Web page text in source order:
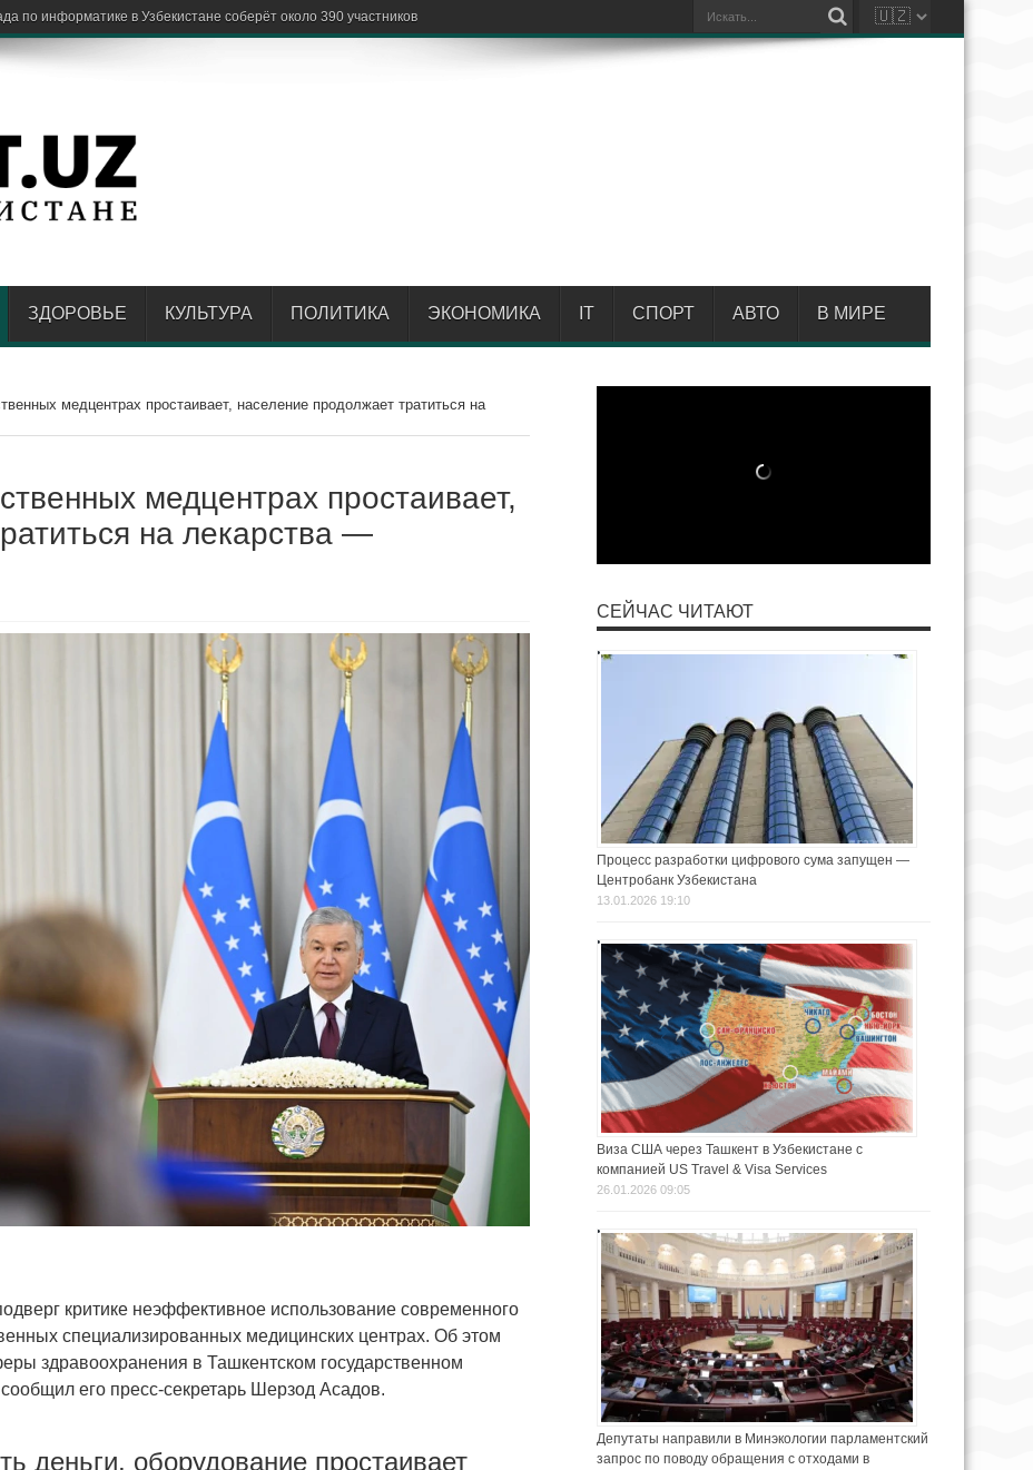
не
ЗДОРОВЬЕ КУЛЬТУРА ПОЛИТИКА ЭКОНОМИКА IT СПОРТ АВТО В МИРЕ
медцентрах простаивает, население продолжает тратиться на
медцентрах простаивает,
на лекарства —
критике неэффективное использование современного
специализированных медицинских центрах. Об этом
здравоохранения в Ташкентском государственном
его пресс-секретарь Шерзод Асадов.
деньги, оборудование простаивает
СЕЙЧАС ЧИТАЮТ
Процесс разработки цифрового сума запущен —
Центробанк Узбекистана
13.01.2026 19:10
Виза США через Ташкент в Узбекистане с
компанией US Travel & Visa Services
26.01.2026 09:05
Депутаты направили в Минэкологии парламентский
запрос по поводу обращения с отходами в